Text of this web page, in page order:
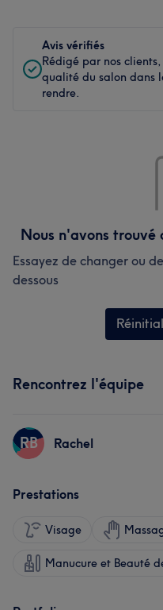
Avis vérifiés
Rédigé par nos
qualité du salon dans
rendre.
Nous n'avons trouvé
Essayez de changer ou
dessous
Rencontrez l'équipe
RB Rachel
Prestations
Visage
Manucure et Beauté